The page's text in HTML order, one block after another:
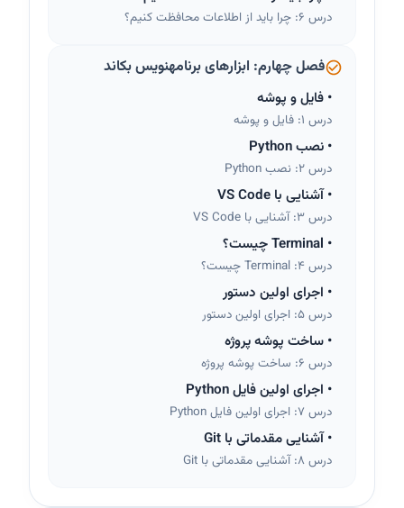
درس 6: چرا باید از اطلاعات محافظت کنیم؟
فصل چهارم: ابزارهای برنامهنویس بکاند
• فایل و پوشه
درس 1: فایل و پوشه
• نصب Python
درس 2: نصب Python
•آشنایی با VS Code
درس 3: آشنایی با VS Code
• Terminal چیست؟
درس 4: Terminal چیست؟
• اجرای اولین دستور
درس 5: اجرای اولین دستور
• ساخت پوشه پروژه
درس 6: ساخت پوشه پروژه
• اجرای اولین فایل Python
درس 7: اجرای اولین فایل Python
•آشنایی مقدماتی با Git
درس 8: آشنایی مقدماتی با Git